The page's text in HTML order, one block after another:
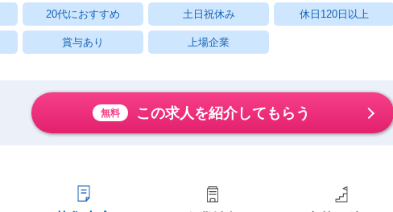
20代におすすめ 土日祝休み 休日120日以上
賞与あり 上場企業
無料 この求人を紹介してもらう